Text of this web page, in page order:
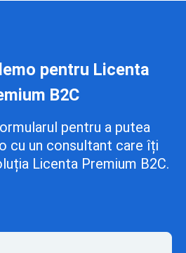
pentru Licenta
B2C
pentru a putea
cu un consultant care îți
Licenta Premium B2C.